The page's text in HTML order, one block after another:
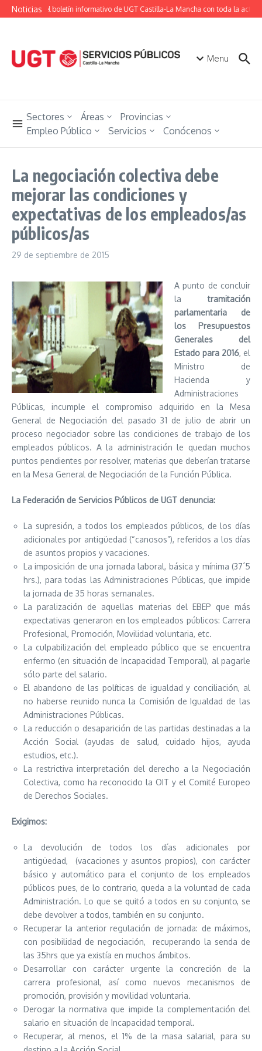
Saltar al contenido
Noticias
Ugetista», el boletín informativo de UGT Castilla-La Mancha con toda la
Menu
Sectores Áreas
Provincias
Empleo Público
Servicios Conócenos
La negociación colectiva debe
mejorar las condiciones y
expectativas de los empleados/as
públicos/as
29 de septiembre de 2015
A punto de concluir
latramitación
parlamentaria de
los Presupuestos
Generales del
Estado para 2016, el
Ministro de
Hacienda y
Administraciones
Públicas, incumple el compromiso adquirido en la Mesa
General de Negociación del pasado 31 de julio de abrir un
proceso negociador sobre las condiciones de trabajo de los
empleados públicos. A la administración le quedan muchos
puntos pendientes por resolver, materias que deberían tratarse
en la Mesa General de Negociación de la Función Pública.
La Federación de Servicios Públicos de UGT denuncia:
La supresión, a todos los empleados públicos, de los días
adicionales por antigüedad (“canosos”), referidos a los días
de asuntos propios y vacaciones.
La imposición de una jornada laboral, básica y mínima (37´5
hrs.), para todas las Administraciones Públicas, que impide
la jornada de 35 horas semanales.
La paralización de aquellas materias del EBEP que más
expectativas generaron en los empleados públicos: Carrera
Profesional, Promoción, Movilidad voluntaria, etc.
La culpabilización del empleado público que se encuentra
enfermo (en situación de Incapacidad Temporal), al pagarle
sólo parte del salario.
El abandono de las políticas de igualdad y conciliación, al
no haberse reunido nunca la Comisión de Igualdad de las
Administraciones Públicas.
La reducción o desaparición de las partidas destinadas a la
Acción Social (ayudas de salud, cuidado hijos, ayuda
estudios, etc.).
La restrictiva interpretación del derecho a la Negociación
Colectiva, como ha reconocido la OIT y el Comité Europeo
de Derechos Sociales.
Exigimos:
La devolución de todos los días adicionales por
antigüedad, (vacaciones y asuntos propios), con carácter
básico y automático para el conjunto de los empleados
públicos pues, de lo contrario, queda a la voluntad de cada
Administración. Lo que se quitó a todos en su conjunto, se
debe devolver a todos, también en su conjunto.
Recuperar la anterior regulación de jornada: de máximos,
con posibilidad de negociación, recuperando la senda de
las 35hrs que ya existía en muchos ámbitos.
Desarrollar con carácter urgente la concreción de la
carrera profesional, así como nuevos mecanismos de
promoción, provisión y movilidad voluntaria.
Derogar la normativa que impide la complementación del
salario en situación de Incapacidad temporal.
Recuperar, al menos, el 1% de la masa salarial, para su